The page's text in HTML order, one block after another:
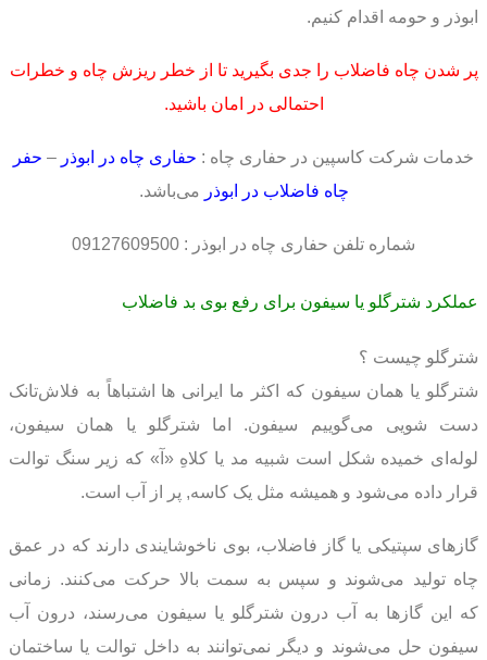
ابوذر و حومه اقدام کنیم.
پر شدن چاه فاضلاب را جدی بگیرید تا از خطر ریزش چاه و خطرات
احتمالی در امان باشید.
خدمات شرکت کاسپین در حفاری چاه : حفاری چاه در ابوذر – حفر
چاه فاضلاب در ابوذر می‌باشد.
شماره تلفن حفاری چاه در ابوذر : 09127609500
عملکرد شترگلو یا سیفون برای رفع بوی بد فاضلاب
شترگلو چیست ؟
شترگلو يا همان سيفون که اکثر ما ایرانی ها اشتباهاً به فلاش‌تانک
دست شویی می‌گوییم سيفون. اما شترگلو یا همان سیفون،
لوله‌ای خميده شکل است شبيه مد يا کلاهِ «آ» که زير سنگ توالت
قرار داده می‌شود و هميشه مثل يک کاسه, پر از آب است.
گازهای سپتیکی یا گاز فاضلاب، بوی ناخوشايندی دارند که در عمق
چاه تولید می‌شوند و سپس به سمت بالا حرکت می‌کنند. زمانی
که اين گازها به آب درون شترگلو یا سیفون می‌رسند، درون آب
سیفون حل می‌شوند و ديگر نمی‌توانند به داخل توالت یا ساختمان